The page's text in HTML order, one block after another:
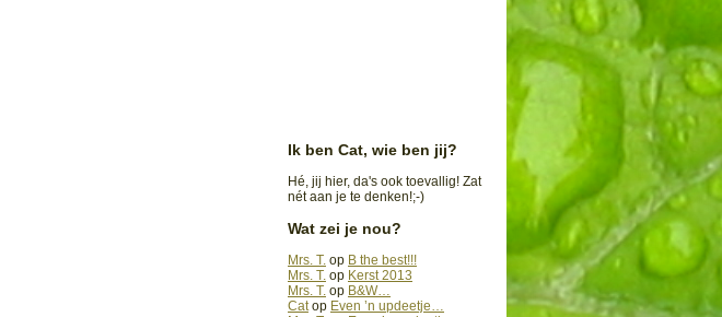
Ik ben Cat, wie ben jij?
Hé, jij hier, da's ook toevallig! Zat
nét aan je te denken!;-)
Wat zei je nou?
Mrs. T. op B the best!!!
Mrs. T. op Kerst 2013
Mrs. T. op B&W…
Catop Even ’n updeetje…